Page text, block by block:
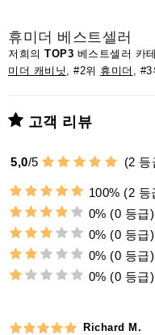
휴미더 베스트셀러
저희의 TOP3
미더 캐비닛 , #2위 휴미더 , #3
고객 리뷰
5,0/5 (2 등
100% (2 등
0% (0 등급)
0% (0 등급)
0% (0 등급)
0% (0 등급)
Richard M.